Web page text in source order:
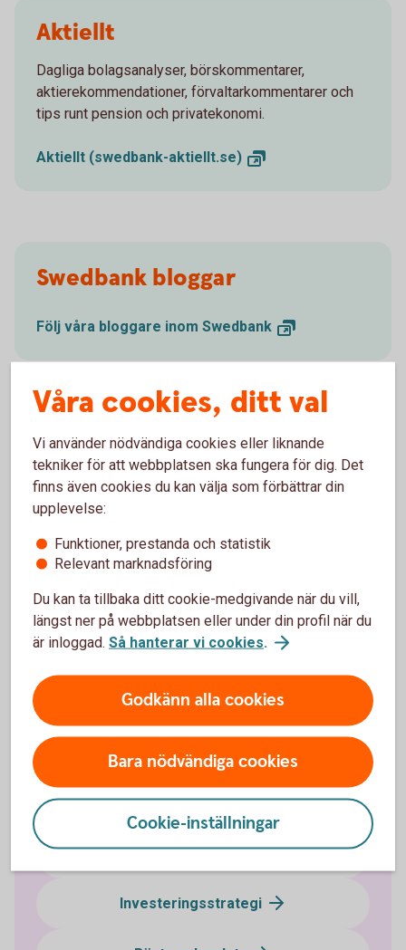
Aktiellt
Dagliga bolagsanalyser, börskommentarer,
aktierekommendationer, förvaltarkommentarer och
tips runt pension och privatekonomi.
Aktiellt (swedbank-aktiellt.se)
Swedbank bloggar
Följ våra bloggare inom Swedbank
Privatkund
Ring 0430-735
Företagskund
Ring 0430-73500
Hitta ditt bankkontor
Analysområden
Makro
Investeringsstrategi
Våra cookies, ditt val
Vi använder nödvändiga cookies eller liknande
tekniker för att webbplatsen ska fungera för dig. Det
finns även cookies du kan välja som förbättrar din
upplevelse:
Funktioner, prestanda och statistik
Relevant marknadsföring
Du kan ta tillbaka ditt cookie-medgivande när du vill,
längst ner på webbplatsen eller under din profil när du
är inloggad. Så hanterar vi cookies.
Godkänn alla cookies
Bara nödvändiga cookies
Cookie-inställningar